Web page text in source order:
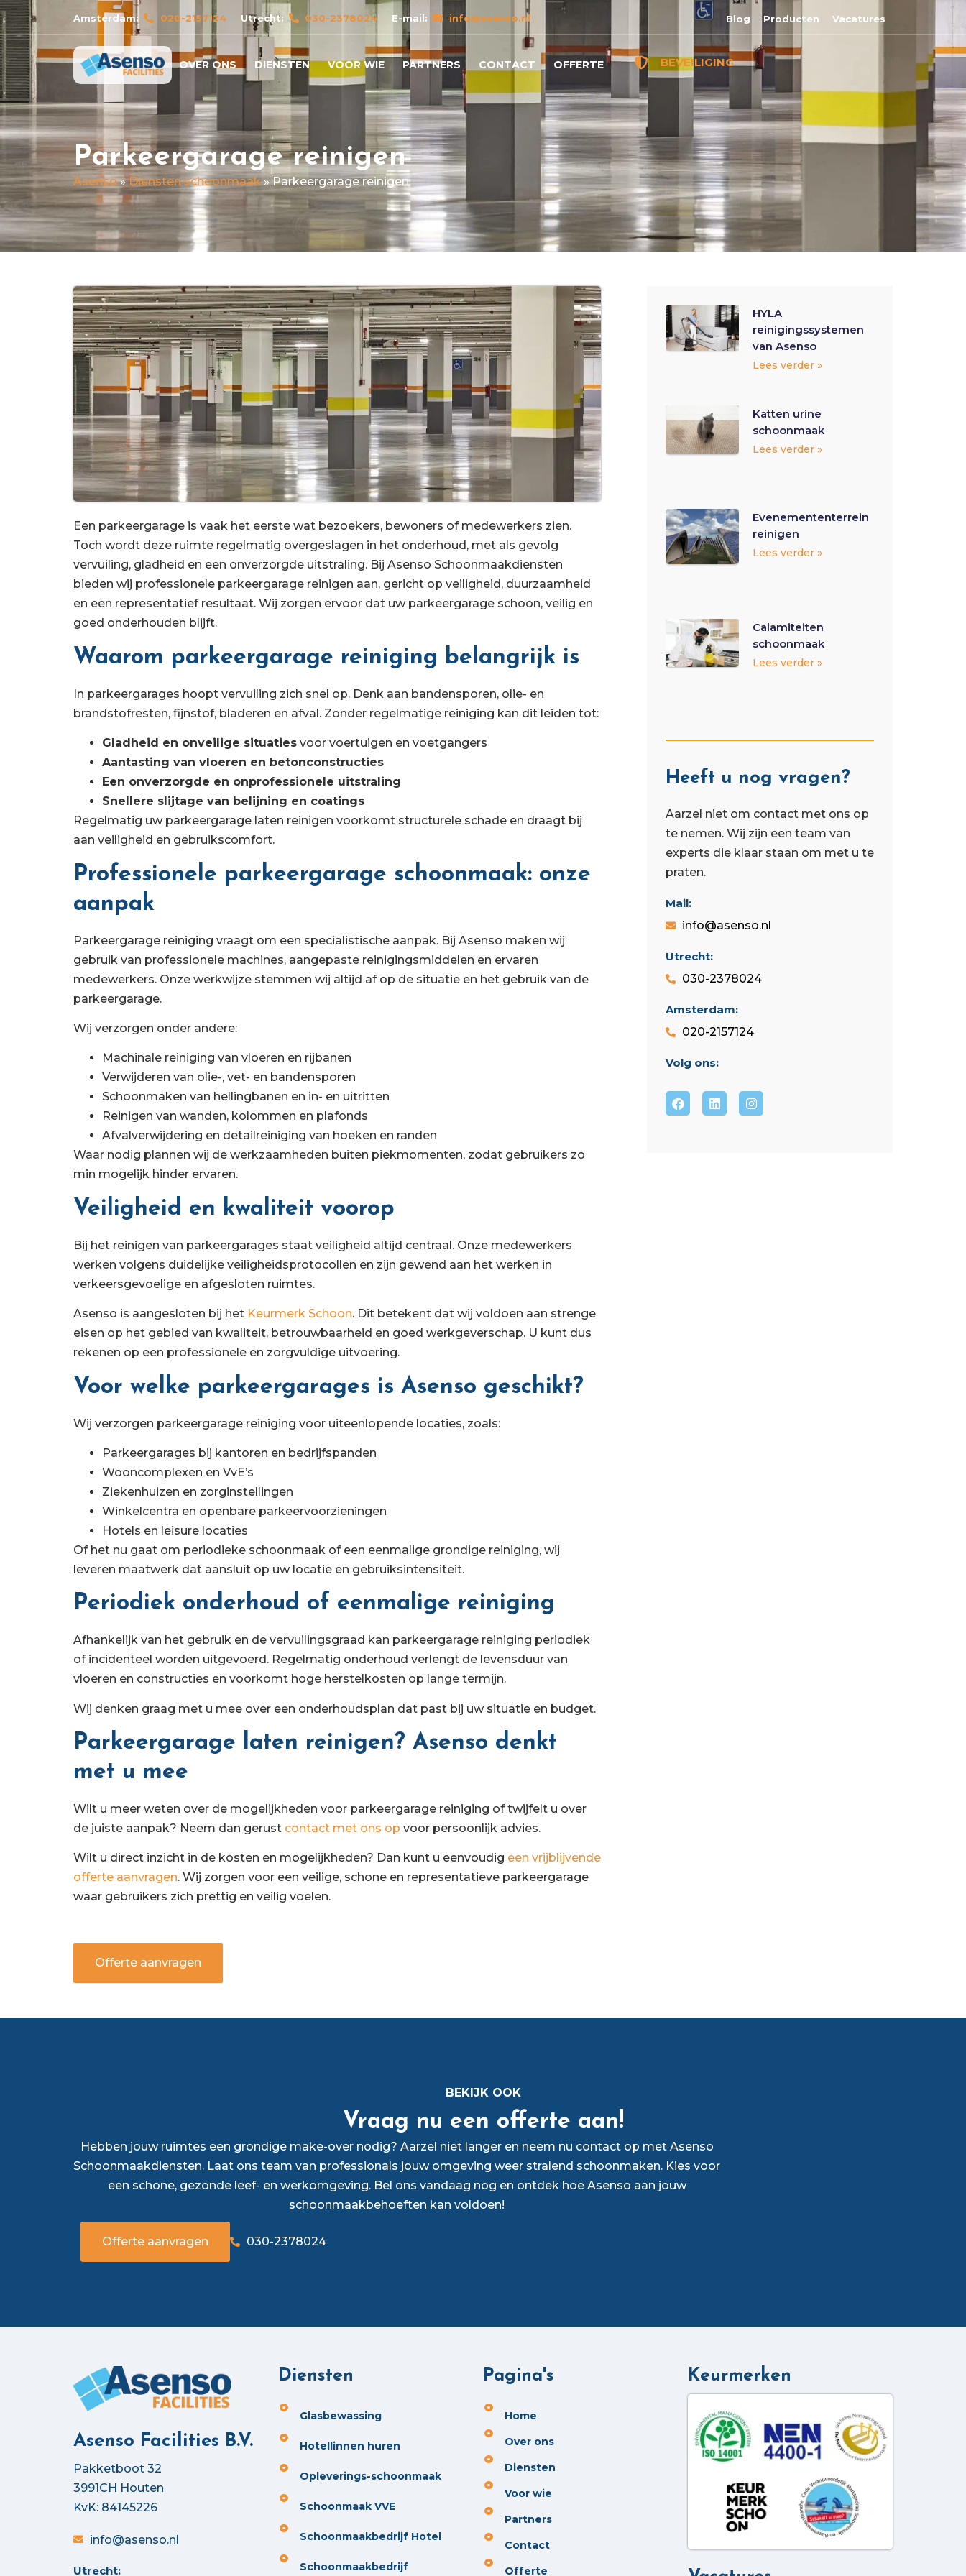
Amsterdam: 020-2157124 Utrecht: 030-2378024 E-mail: info@asenso.nl Blog Producten Vacatures
OVER ONS DIENSTEN VOOR WIE PARTNERS CONTACT OFFERTE BEVEILIGING
Parkeergarage reinigen
Asenso»Diensten schoonmaak»Parkeergarage reinigen
Een parkeergarage is vaak het eerste wat bezoekers, bewoners of medewerkers zien.
Toch wordt deze ruimte regelmatig overgeslagen in het onderhoud, met als gevolg
vervuiling, gladheid en een onverzorgde uitstraling. Bij Asenso Schoonmaakdiensten
bieden wij professionele parkeergarage reinigen aan, gericht op veiligheid, duurzaamheid
en een representatief resultaat. Wij zorgen ervoor dat uw parkeergarage schoon, veilig en
goed onderhouden blijft.
Waarom parkeergarage reiniging belangrijk is
In parkeergarages hoopt vervuiling zich snel op. Denk aan bandensporen, olie- en
brandstofresten, fijnstof, bladeren en afval. Zonder regelmatige reiniging kan dit leiden tot:
Gladheid en onveilige situaties voor voertuigen en voetgangers
Aantasting van vloeren en betonconstructies
Een onverzorgde en onprofessionele uitstraling
Snellere slijtage van belijning en coatings
Regelmatig uw parkeergarage laten reinigen voorkomt structurele schade en draagt bij
aan veiligheid en gebruikscomfort.
Professionele parkeergarage schoonmaak: onze
aanpak
Parkeergarage reiniging vraagt om een specialistische aanpak. Bij Asenso maken wij
gebruik van professionele machines, aangepaste reinigingsmiddelen en ervaren
medewerkers. Onze werkwijze stemmen wij altijd af op de situatie en het gebruik van de
parkeergarage.
Wij verzorgen onder andere:
Machinale reiniging van vloeren en rijbanen
Verwijderen van olie-, vet- en bandensporen
Schoonmaken van hellingbanen en in- en uitritten
Reinigen van wanden, kolommen en plafonds
Afvalverwijdering en detailreiniging van hoeken en randen
Waar nodig plannen wij de werkzaamheden buiten piekmomenten, zodat gebruikers zo
min mogelijk hinder ervaren.
Veiligheid en kwaliteit voorop
Bij het reinigen van parkeergarages staat veiligheid altijd centraal. Onze medewerkers
werken volgens duidelijke veiligheidsprotocollen en zijn gewend aan het werken in
verkeersgevoelige en afgesloten ruimtes.
Asenso is aangesloten bij het Keurmerk Schoon. Dit betekent dat wij voldoen aan strenge
eisen op het gebied van kwaliteit, betrouwbaarheid en goed werkgeverschap. U kunt dus
rekenen op een professionele en zorgvuldige uitvoering.
Voor welke parkeergarages is Asenso geschikt?
Wij verzorgen parkeergarage reiniging voor uiteenlopende locaties, zoals:
Parkeergarages bij kantoren en bedrijfspanden
Wooncomplexen en VvE’s
Ziekenhuizen en zorginstellingen
Winkelcentra en openbare parkeervoorzieningen
Hotels en leisure locaties
Of het nu gaat om periodieke schoonmaak of een eenmalige grondige reiniging, wij
leveren maatwerk dat aansluit op uw locatie en gebruiksintensiteit.
Periodiek onderhoud of eenmalige reiniging
Afhankelijk van het gebruik en de vervuilingsgraad kan parkeergarage reiniging periodiek
of incidenteel worden uitgevoerd. Regelmatig onderhoud verlengt de levensduur van
vloeren en constructies en voorkomt hoge herstelkosten op lange termijn.
Wij denken graag met u mee over een onderhoudsplan dat past bij uw situatie en budget.
Parkeergarage laten reinigen? Asenso denkt
met u mee
Wilt u meer weten over de mogelijkheden voor parkeergarage reiniging of twijfelt u over
de juiste aanpak? Neem dan gerust contact met ons op voor persoonlijk advies.
Wilt u direct inzicht in de kosten en mogelijkheden? Dan kunt u eenvoudig een vrijblijvende
offerte aanvragen. Wij zorgen voor een veilige, schone en representatieve parkeergarage
waar gebruikers zich prettig en veilig voelen.
Offerte aanvragen
HYLA
reinigingssystemen
van Asenso
Lees verder »
Katten urine
schoonmaak
Lees verder »
Evenemententerrein
reinigen
Lees verder »
Calamiteiten
schoonmaak
Lees verder »
Heeft u nog vragen?
Aarzel niet om contact met ons op
te nemen. Wij zijn een team van
experts die klaar staan ​​om met u te
praten.
Mail:
info@asenso.nl
Utrecht:
030-2378024
Amsterdam:
020-2157124
Volg ons:
BEKIJK OOK
Vraag nu een offerte aan!
Hebben jouw ruimtes een grondige make-over nodig? Aarzel niet langer en neem nu contact op met Asenso
Schoonmaakdiensten. Laat ons team van professionals jouw omgeving weer stralend schoonmaken. Kies voor
een schone, gezonde leef- en werkomgeving. Bel ons vandaag nog en ontdek hoe Asenso aan jouw
schoonmaakbehoeften kan voldoen!
Offerte aanvragen 030-2378024
Asenso Facilities B.V.
Pakketboot 32
3991CH Houten
KvK: 84145226
info@asenso.nl
Utrecht:
Diensten
Glasbewassing
Hotellinnen huren
Opleverings-schoonmaak
Schoonmaak VVE
Schoonmaakbedrijf Hotel
Schoonmaakbedrijf
Pagina's
Home
Over ons
Diensten
Voor wie
Partners
Contact
Offerte
Keurmerken